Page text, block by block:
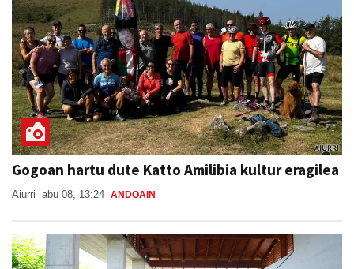
Gogoan hartu dute Katto Amilibia kultur eragilea
Aiurri abu 08, 13:24 ANDOAIN